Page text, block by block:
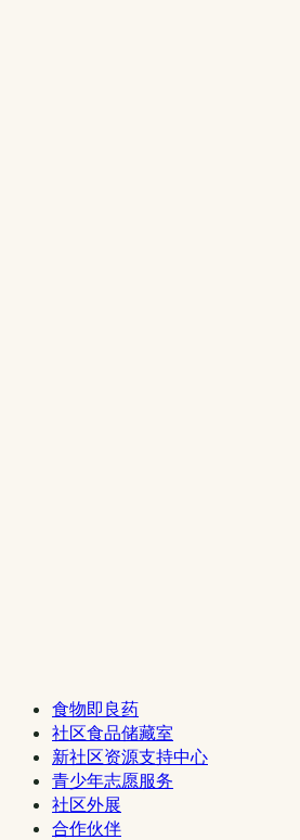
食物即良药
社区食品储藏室
新社区资源支持中心
青少年志愿服务
社区外展
合作伙伴